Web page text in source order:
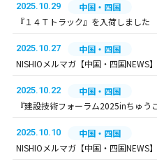
2025.10.29
中国・四国
『１４Ｔトラック』を入荷しました
2025.10.27
中国・四国
NISHIOメルマガ【中国・四国NEWS
2025.10.22
中国・四国
『建設技術フォーラム2025inちゅう
2025.10.10
中国・四国
NISHIOメルマガ【中国・四国NEWS